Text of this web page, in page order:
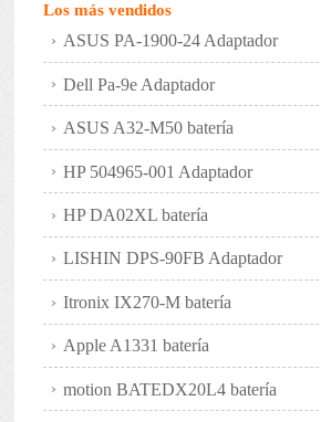
Los más vendidos
ASUS PA-1900-24 Adaptador
Dell Pa-9e Adaptador
ASUS A32-M50 batería
HP 504965-001 Adaptador
HP DA02XL batería
LISHIN DPS-90FB Adaptador
Itronix IX270-M batería
Apple A1331 batería
motion BATEDX20L4 batería